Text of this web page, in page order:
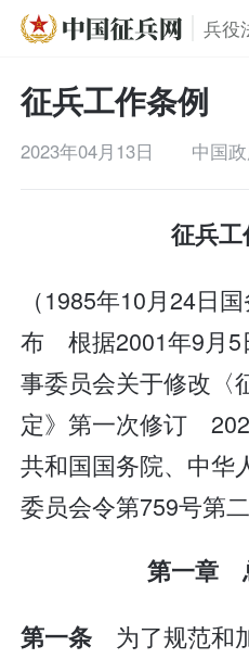
兵役
征兵工作条例
2023年04月13日 中国
征兵
（1985年10月24日
布 根据2001年9月5
事委员会关于修改〈
定》第一次修订
共和国国务院、中华
委员会令第759号第二
第一
第一条 为了规范和